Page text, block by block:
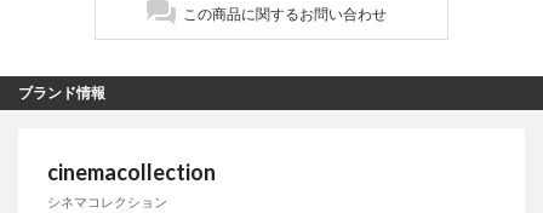
この商品に関するお問い合わせ
ブランド情報
cinemacollection
シネマコレクション